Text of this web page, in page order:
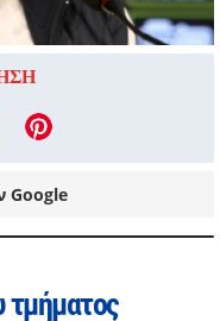
Google
τμήματος